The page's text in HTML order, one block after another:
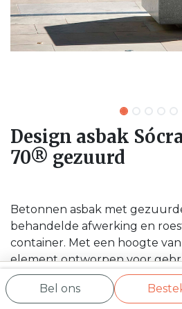
Design asbak
70® gezuurd
Betonnen asbak met
behandelde afwerking en
container. Met een hoogte
element ontworpen voor
bezoekers: hoogte- en
even stopt tijdens het lopen.
Bel ons